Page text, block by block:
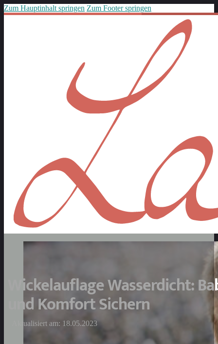
Zum Hauptinhalt springen Zum Footer springen
Wickelauflage Wasserdicht:
und Komfort Sichern
Aktualisiert am: 18.05.2023